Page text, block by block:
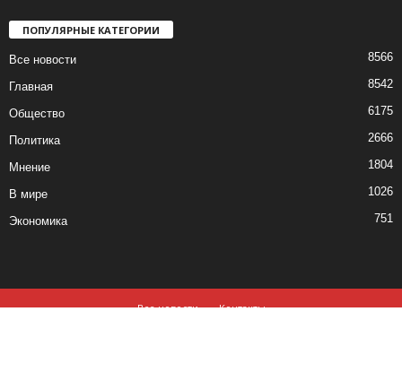
ПОПУЛЯРНЫЕ КАТЕГОРИИ
Все новости 8566
Главная 8542
Общество 6175
Политика 2666
Мнение 1804
В мире 1026
Экономика 751
Все новости
Контакты